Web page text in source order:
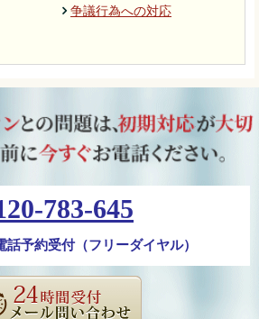
争議行為への対応
783-645
話予約受付（フリーダイヤル）